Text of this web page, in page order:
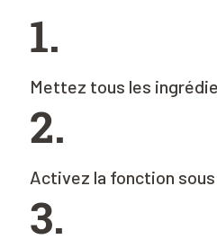
1.
Mettez tous les
2.
Activez la fonction
3.